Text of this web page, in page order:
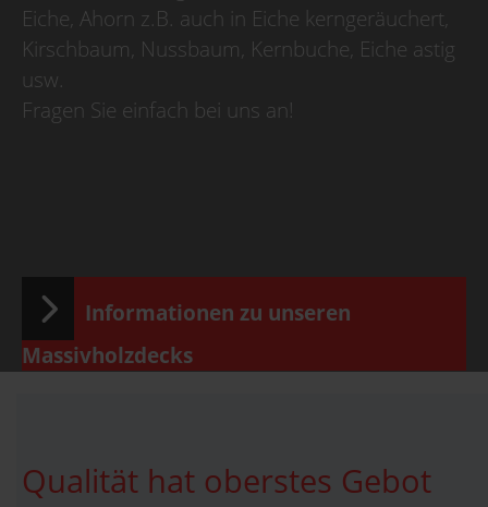
Eiche, Ahorn z.B. auch in Eiche kerngeräuchert,
Kirschbaum, Nussbaum, Kernbuche, Eiche astig
usw.
Fragen Sie einfach bei uns an!
Informationen zu unseren
Massivholzdecks
Qualität hat oberstes Gebot